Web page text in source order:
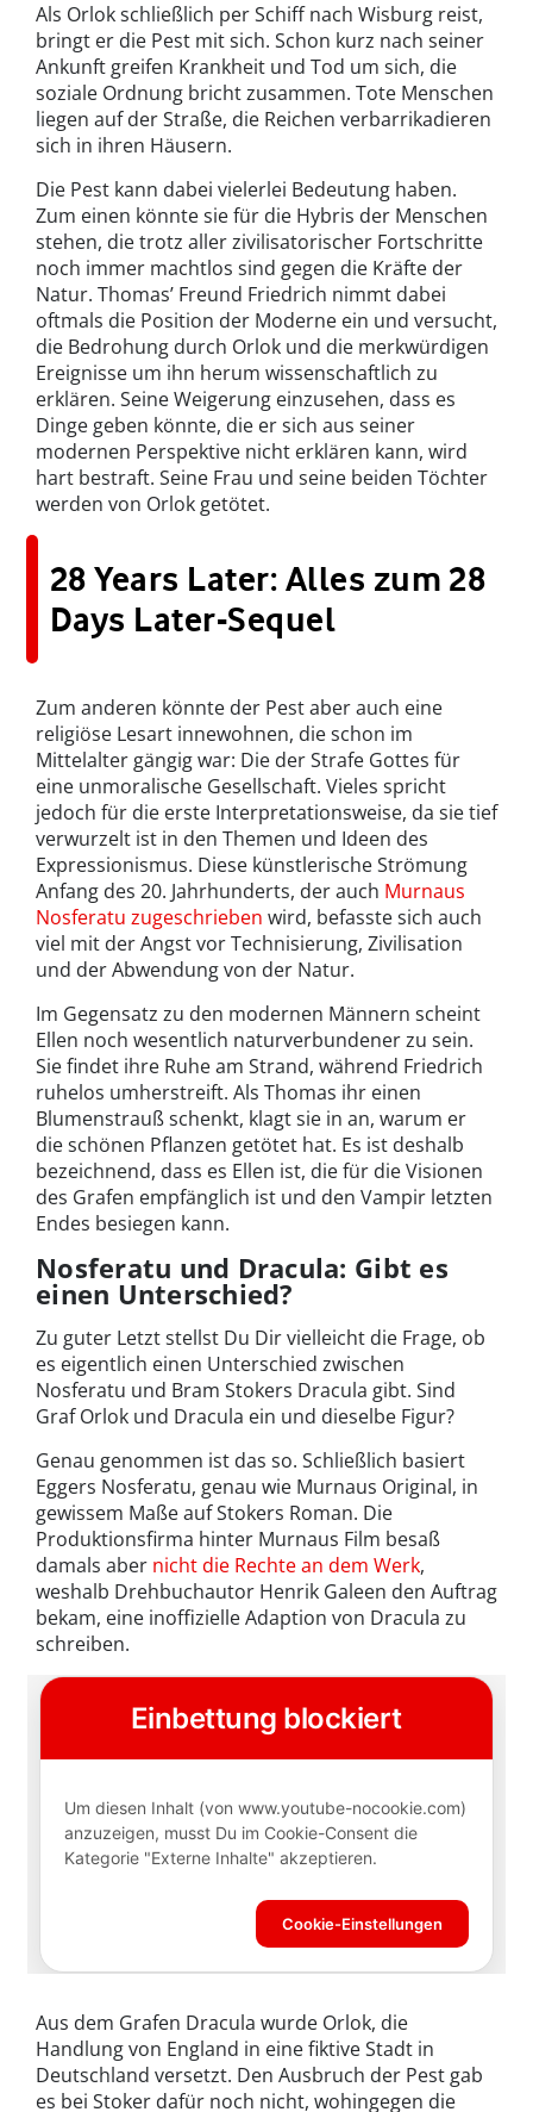
Als Orlok schließlich per Schiff nach Wisburg reist,
bringt er die Pest mit sich. Schon kurz nach seiner
Ankunft greifen Krankheit und Tod um sich, die
soziale Ordnung bricht zusammen. Tote Menschen
liegen auf der Straße, die Reichen verbarrikadieren
sich in ihren Häusern.
Die Pest kann dabei vielerlei Bedeutung haben.
Zum einen könnte sie für die Hybris der Menschen
stehen, die trotz aller zivilisatorischer Fortschritte
noch immer machtlos sind gegen die Kräfte der
Natur. Thomas’ Freund Friedrich nimmt dabei
oftmals die Position der Moderne ein und versucht,
die Bedrohung durch Orlok und die merkwürdigen
Ereignisse um ihn herum wissenschaftlich zu
erklären. Seine Weigerung einzusehen, dass es
Dinge geben könnte, die er sich aus seiner
modernen Perspektive nicht erklären kann, wird
hart bestraft. Seine Frau und seine beiden Töchter
werden von Orlok getötet.
28 Years Later: Alles zum 28
Days Later-Sequel
Zum anderen könnte der Pest aber auch eine
religiöse Lesart innewohnen, die schon im
Mittelalter gängig war: Die der Strafe Gottes für
eine unmoralische Gesellschaft. Vieles spricht
jedoch für die erste Interpretationsweise, da sie tief
verwurzelt ist in den Themen und Ideen des
Expressionismus. Diese künstlerische Strömung
Anfang des 20. Jahrhunderts, der auch Murnaus
Nosferatu zugeschrieben wird, befasste sich auch
viel mit der Angst vor Technisierung, Zivilisation
und der Abwendung von der Natur.
Im Gegensatz zu den modernen Männern scheint
Ellen noch wesentlich naturverbundener zu sein.
Sie findet ihre Ruhe am Strand, während Friedrich
ruhelos umherstreift. Als Thomas ihr einen
Blumenstrauß schenkt, klagt sie in an, warum er
die schönen Pflanzen getötet hat. Es ist deshalb
bezeichnend, dass es Ellen ist, die für die Visionen
des Grafen empfänglich ist und den Vampir letzten
Endes besiegen kann.
Nosferatu und Dracula: Gibt es
einen Unterschied?
Zu guter Letzt stellst Du Dir vielleicht die Frage, ob
es eigentlich einen Unterschied zwischen
Nosferatu und Bram Stokers Dracula gibt. Sind
Graf Orlok und Dracula ein und dieselbe Figur?
Genau genommen ist das so. Schließlich basiert
Eggers Nosferatu, genau wie Murnaus Original, in
gewissem Maße auf Stokers Roman. Die
Produktionsfirma hinter Murnaus Film besaß
damals aber nicht die Rechte an dem Werk,
weshalb Drehbuchautor Henrik Galeen den Auftrag
bekam, eine inoffizielle Adaption von Dracula zu
schreiben.
Aus dem Grafen Dracula wurde Orlok, die
Handlung von England in eine fiktive Stadt in
Deutschland versetzt. Den Ausbruch der Pest gab
es bei Stoker dafür noch nicht, wohingegen die